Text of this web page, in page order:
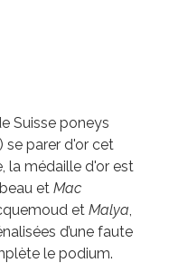
Suisse poneys
se parer d'or cet
la médaille d'or est
et Mac
et Malya,
d’une faute
le podium.